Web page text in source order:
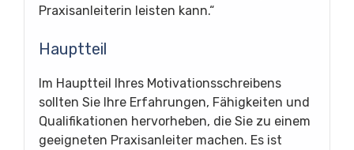
Praxisanleiterin leisten kann.“
Hauptteil
Im Hauptteil Ihres Motivationsschreibens
sollten Sie Ihre Erfahrungen, Fähigkeiten und
Qualifikationen hervorheben, die Sie zu einem
geeigneten Praxisanleiter machen. Es ist